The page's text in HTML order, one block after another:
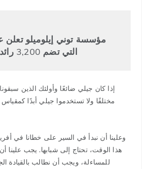
التي تضم 3,200 رائد أعمال أفريقي
إذا كان جيلي ضائعًا وأولئك الذين
مختلفًا ولا تستخدموا جيلي أبدًا
وعلينا أن نبدأ في السير على خطانا في
هذا الوقت، تحتاج إلى شبابها. يجب علينا
للمساءلة، ويجب أن نطالب بالقيادة